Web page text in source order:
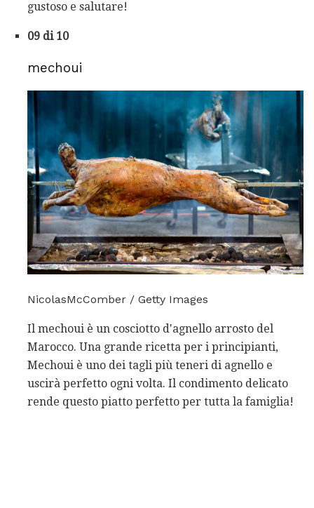
gustoso e salutare!
09 di 10
mechoui
NicolasMcComber / Getty Images
Il mechoui è un cosciotto d'agnello arrosto del
Marocco. Una grande ricetta per i principianti,
Mechoui è uno dei tagli più teneri di agnello e
uscirà perfetto ogni volta. Il condimento delicato
rende questo piatto perfetto per tutta la famiglia!